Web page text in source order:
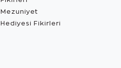
Mezuniyet
Hediyesi Fikirleri